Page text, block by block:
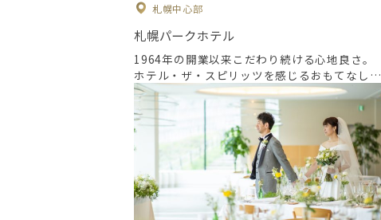
札幌中心部
札幌パークホテル
1964年の開業以来こだわり続ける心地良さ。
ホテル・ザ・スピリッツを感じるおもてなしで
お迎え